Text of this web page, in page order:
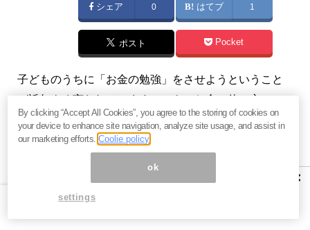
シェア 0 はてブ 1
ポスト Pocket
子どものうちに「お金の勉強」をさせようということ
が近年よく言われています。でも、お金の使い方のひ
とつでもある「寄付」の概念は、なかなか教えるのが
困難です。お金の教育に特化したファイナンシャル・
寄付への教育が大いに参考になりそうです。（『
』）
×
By clicking “Accept All Cookies”, you agree to the storing of cookies on
your device to enhance site navigation, analyze site usage, and assist in
our marketing efforts.Coolie policy
ok
settings